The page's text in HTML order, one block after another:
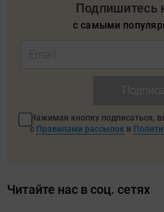
Подпишитесь
с самыми
Нажимая кнопку подписаться,
с Правилами рассылок и
Читайте нас в соц. сетях